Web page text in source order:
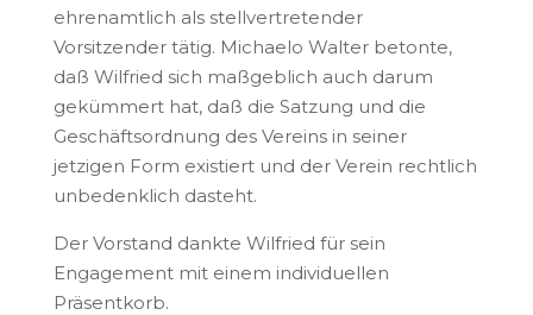
ehrenamtlich als stellvertretender
Vorsitzender tätig. Michaelo Walter betonte,
daß Wilfried sich maßgeblich auch darum
gekümmert hat, daß die Satzung und die
Geschäftsordnung des Vereins in seiner
jetzigen Form existiert und der Verein rechtlich
unbedenklich dasteht.
Der Vorstand dankte Wilfried für sein
Engagement mit einem individuellen
Präsentkorb.